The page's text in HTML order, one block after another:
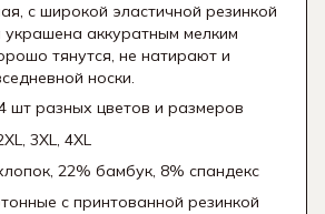
с широкой эластичной резинкой
украшена аккуратным мелким
тянутся, не натирают и
носки.
шт разных цветов и размеров
3XL, 4XL
22% бамбук, 8% спандекс
с принтованной резинкой